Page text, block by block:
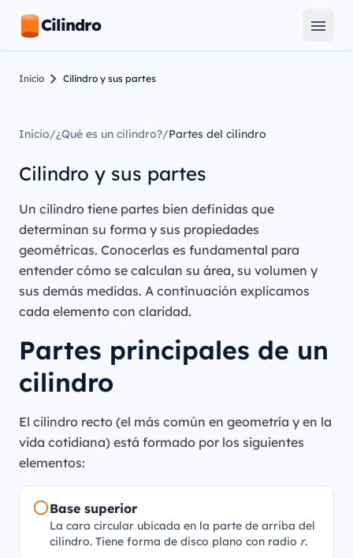
Cilindro
Inicio Cilindro y sus partes
Inicio/¿Qué es un cilindro?/Partes del cilindro
Cilindro y sus partes
Un cilindro tiene partes bien definidas que
determinan su forma y sus propiedades
geométricas. Conocerlas es fundamental para
entender cómo se calculan su área, su volumen y
sus demás medidas. A continuación explicamos
cada elemento con claridad.
Partes principales de un
cilindro
El cilindro recto (el más común en geometría y en la
vida cotidiana) está formado por los siguientes
elementos:
Base superior
La cara circular ubicada en la parte de arriba del
cilindro. Tiene forma de disco plano con radio r.